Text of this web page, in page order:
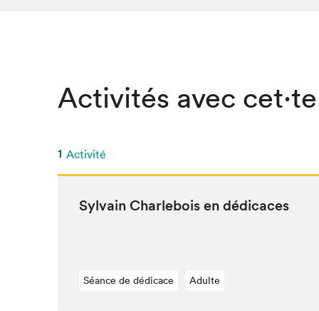
Activités avec
1 Activité
Syl­vain Charlebois en dédicaces
Séance de dédicace Adulte